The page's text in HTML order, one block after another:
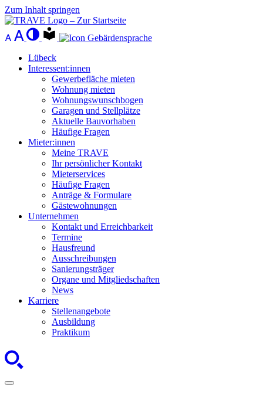
Zum Inhalt springen
Lübeck
Interessent:innen
Gewerbefläche mieten
Wohnung mieten
Wohnungswunschbogen
Garagen und Stellplätze
Aktuelle Bauvorhaben
Häufige Fragen
Mieter:innen
Meine TRAVE
Ihr persönlicher Kontakt
Mieterservices
Häufige Fragen
Anträge & Formulare
Gästewohnungen
Unternehmen
Kontakt und Erreichbarkeit
Termine
Hausfreund
Ausschreibungen
Sanierungsträger
Organe und Mitgliedschaften
News
Karriere
Stellenangebote
Ausbildung
Praktikum